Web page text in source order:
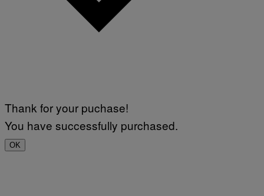
Thank for your puchase!
You have successfully purchased.
OK